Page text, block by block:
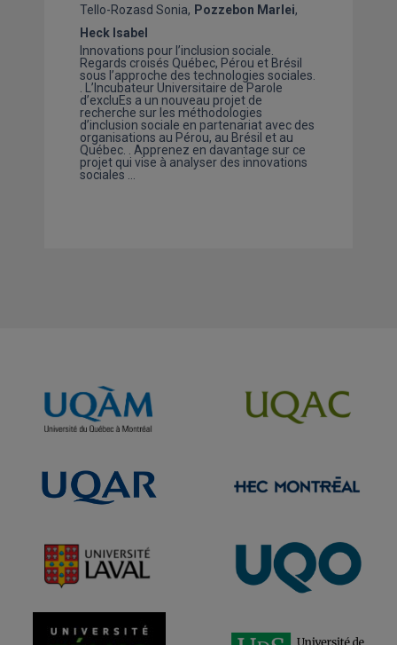
Tello-Rozasd Sonia
Pozzebon Marlei
Heck Isabel
Innovations pour l’inclusion sociale.
Regards croisés Québec, Pérou et Brésil
sous l’approche des technologies sociales.
. L’Incubateur Universitaire de Parole
d’excluEs a un nouveau projet de
recherche sur les méthodologies
d’inclusion sociale en partenariat avec des
organisations au Pérou, au Brésil et au
Québec. . Apprenez en davantage sur ce
projet qui vise à analyser des innovations
sociales …